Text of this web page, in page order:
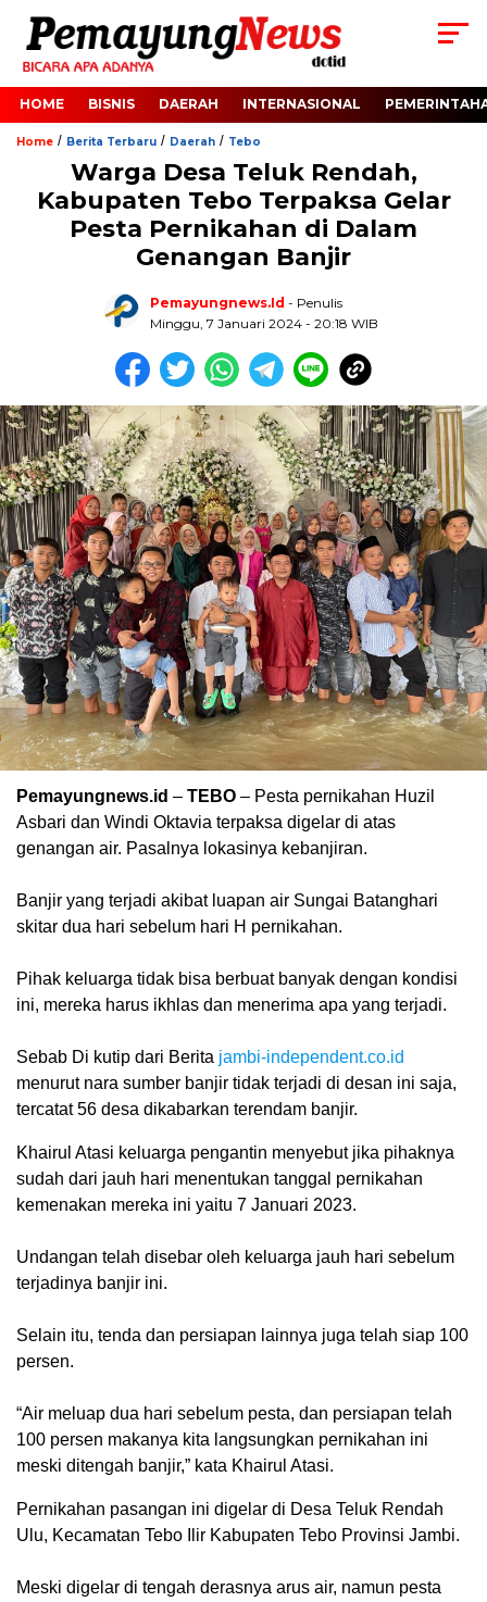
HOME BISNIS DAERAH INTERNASIONAL
Home / Berita Terbaru / Daerah / Tebo
Warga Desa Teluk Rendah,
Kabupaten Tebo Terpaksa Gelar
Pesta Pernikahan di Dalam
Genangan Banjir
Pemayungnews.id - Penulis
Minggu, 7 Januari 2024 - 20:18 WIB
Pemayungnews.id – TEBO – Pesta pernikahan Huzil
Asbari dan Windi Oktavia terpaksa digelar di atas
genangan air. Pasalnya lokasinya kebanjiran.
Banjir yang terjadi akibat luapan air Sungai Batanghari
skitar dua hari sebelum hari H pernikahan.
Pihak keluarga tidak bisa berbuat banyak dengan kondisi
ini, mereka harus ikhlas dan menerima apa yang terjadi.
Sebab Di kutip dari Berita jambi-independent.co.id
menurut nara sumber banjir tidak terjadi di desan ini saja,
tercatat 56 desa dikabarkan terendam banjir.
Khairul Atasi keluarga pengantin menyebut jika pihaknya
sudah dari jauh hari menentukan tanggal pernikahan
kemenakan mereka ini yaitu 7 Januari 2023.
Undangan telah disebar oleh keluarga jauh hari sebelum
terjadinya banjir ini.
Selain itu, tenda dan persiapan lainnya juga telah siap 100
persen.
“Air meluap dua hari sebelum pesta, dan persiapan telah
100 persen makanya kita langsungkan pernikahan ini
meski ditengah banjir,” kata Khairul Atasi.
Pernikahan pasangan ini digelar di Desa Teluk Rendah
Ulu, Kecamatan Tebo Ilir Kabupaten Tebo Provinsi Jambi.
Meski digelar di tengah derasnya arus air, namun pesta